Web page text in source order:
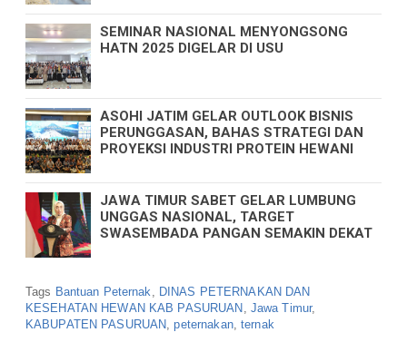
SEMINAR NASIONAL MENYONGSONG
HATN 2025 DIGELAR DI USU
ASOHI JATIM GELAR OUTLOOK BISNIS
PERUNGGASAN, BAHAS STRATEGI DAN
PROYEKSI INDUSTRI PROTEIN HEWANI
JAWA TIMUR SABET GELAR LUMBUNG
UNGGAS NASIONAL, TARGET
SWASEMBADA PANGAN SEMAKIN DEKAT
Tags Bantuan Peternak, DINAS PETERNAKAN DAN
KESEHATAN HEWAN KAB PASURUAN , Jawa Timur,
KABUPATEN PASURUAN,peternakan,ternak